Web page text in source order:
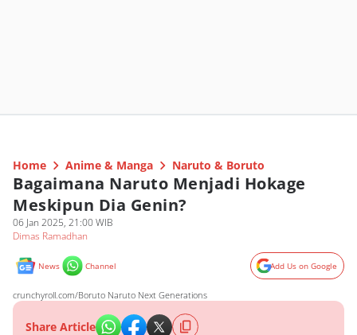
Home Anime & Manga Naruto & Boruto
Bagaimana Naruto Menjadi Hokage
Meskipun Dia Genin?
06 Jan 2025, 21:00 WIB
Dimas Ramadhan
News Channel Add Us on Google
crunchyroll.com/Boruto Naruto Next Generations
Share Article